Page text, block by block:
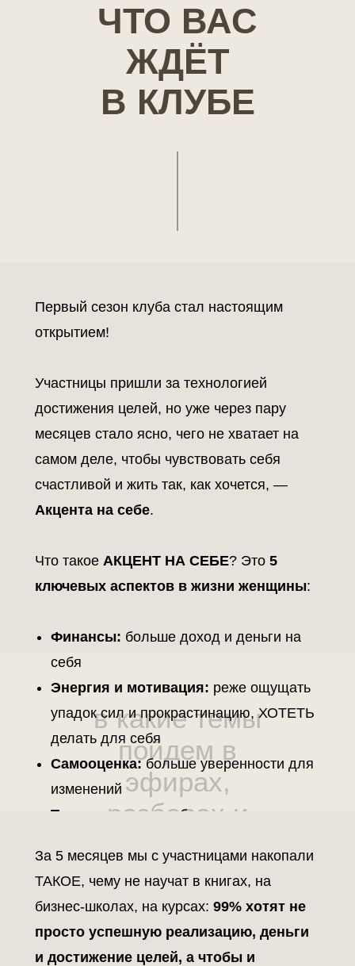
ЧТО ВАС
ЖДЁТ
В КЛУБЕ
в какие темы
пойдем в
эфирах,
разборах и
практиках?
Первый сезон клуба стал настоящим
открытием!
Участницы пришли за технологией
достижения целей, но уже через пару
месяцев стало ясно, чего не хватает на
самом деле, чтобы чувствовать себя
счастливой и жить так, как хочется, —
Акцента на себе.
Что такое АКЦЕНТ НА СЕБЕ? Это 5
ключевых аспектов в жизни женщины:
Финансы: больше доход и деньги на
себя
Энергия и мотивация: реже ощущать
упадок сил и прокрастинацию, ХОТЕТЬ
делать для себя
Самооценка:больше уверенности для
изменений
Тревога и стресс: больше
спокойной уверенности в будущем
Самореализация:ощущение: «я живу
свою жизнь и развиваюсь в своем
деле»
За 5 месяцев мы с участницами накопали
ТАКОЕ, чему не научат в книгах, на
бизнес-школах, на курсах: 99% хотят не
просто успешную реализацию, деньги
и достижение целей, а чтобы и